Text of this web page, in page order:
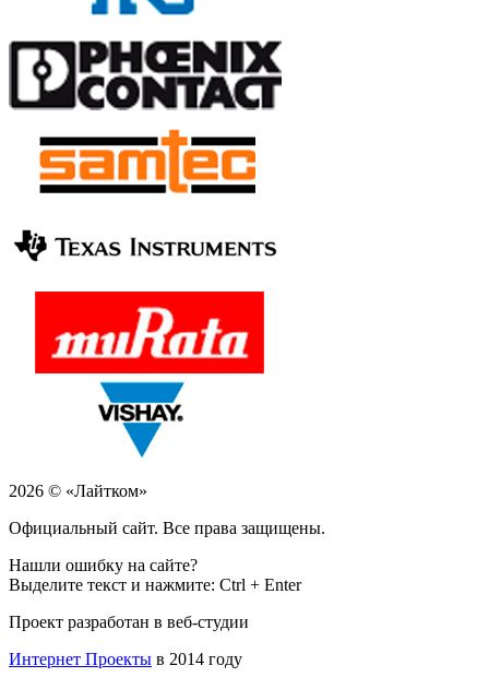
2026 © «Лайтком»
Официальный сайт. Все права защищены.
Нашли ошибку на сайте?
Выделите текст и нажмите: Ctrl + Enter
Проект разработан в веб-студии
Интернет Проекты в 2014 году